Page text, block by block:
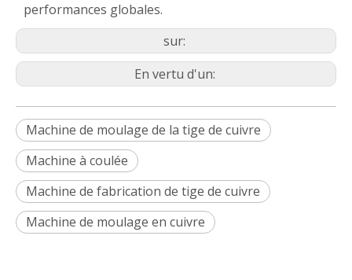
performances globales.
sur:
En vertu d'un:
Machine de moulage de la tige de cuivre
Machine à coulée
Machine de fabrication de tige de cuivre
Machine de moulage en cuivre